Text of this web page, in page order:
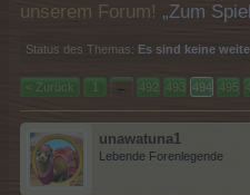
unserem Forum! „Zum
Status des Themas: Es sind keine
< Zurück 1 ← 492 493 494 495
unawatuna1
Lebende Forenlegende